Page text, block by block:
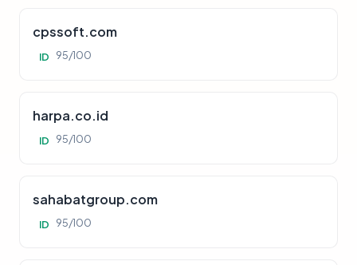
cpssoft.com
ID 95/100
harpa.co.id
ID 95/100
sahabatgroup.com
ID 95/100